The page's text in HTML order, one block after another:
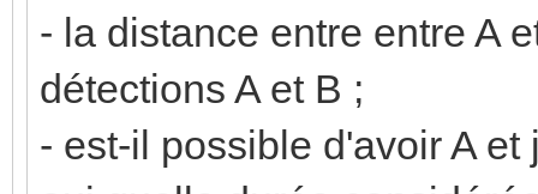
- la distance entre entre A
détections A et B ;
- est-il possible d'avoir A